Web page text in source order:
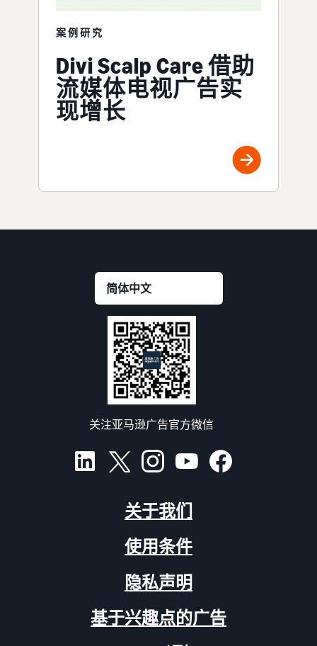
案例研究
Divi Scalp Care 借助
流媒体电视广告实
现增长
关注亚马逊广告官方微信
关于我们
使用条件
隐私声明
基于兴趣点的广告